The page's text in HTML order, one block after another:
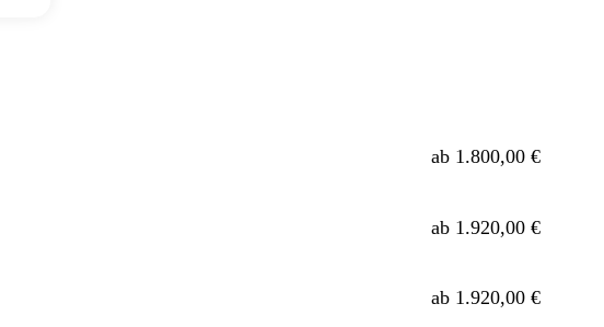
ab 1.800,00 €
ab 1.920,00 €
ab 1.920,00 €